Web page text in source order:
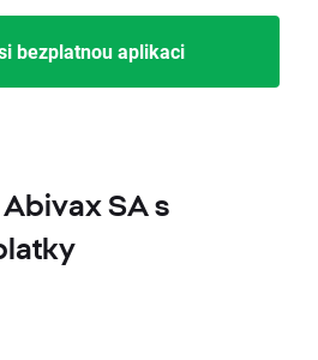
bezplatnou aplikaci
SA s